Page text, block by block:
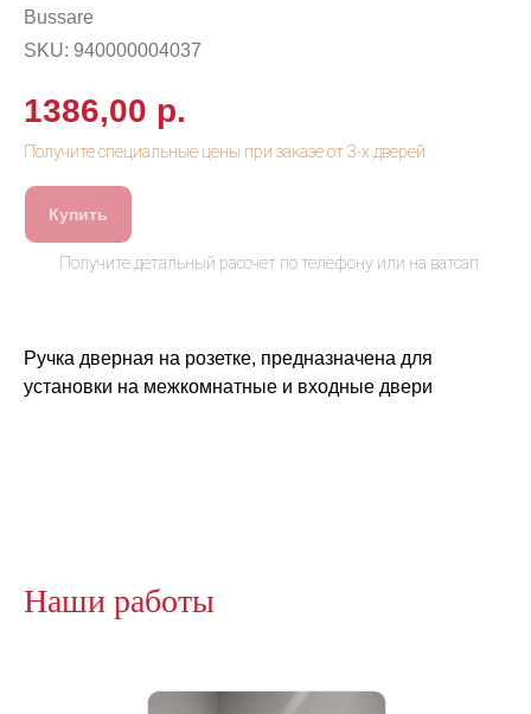
Bussare
SKU: 940000004037
1386,00 р.
Купить
Ручка дверная на розетке, предназначена для
установки на межкомнатные и входные двери
Наши работы